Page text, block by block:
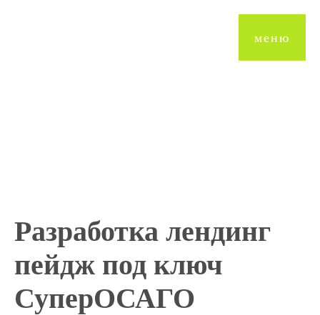
меню
Разработка
Разработка лендинг
пейдж под ключ
СуперОСАГО